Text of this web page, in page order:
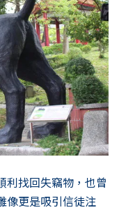
利找回失竊物，也曾
像更是吸引信徒注